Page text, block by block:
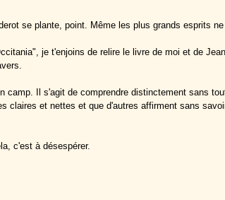
se plante, point. Même les plus grands esprits
je t'enjoins de relire le livre de moi et de
camp. Il s'agit de comprendre distinctement sans
claires et nettes et que d'autres affirment sans
c'est à désespérer.